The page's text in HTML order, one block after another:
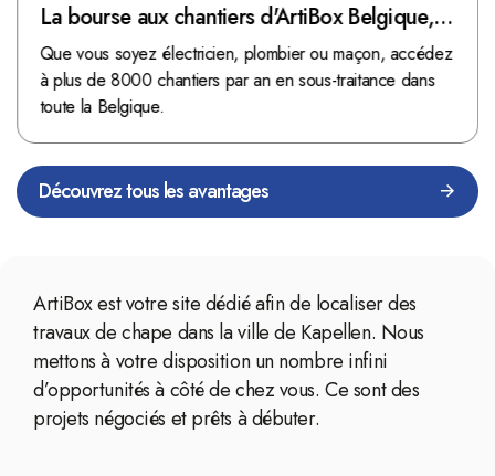
La bourse aux chantiers d'ArtiBox Belgique,
véritable mine d'or !
Que vous soyez électricien, plombier ou maçon, accédez
à plus de 8000 chantiers par an en sous-traitance dans
toute la Belgique.
Découvrez tous les avantages
ArtiBox est votre site dédié afin de localiser des
travaux de chape dans la ville de Kapellen. Nous
mettons à votre disposition un nombre infini
d’opportunités à côté de chez vous. Ce sont des
projets négociés et prêts à débuter.